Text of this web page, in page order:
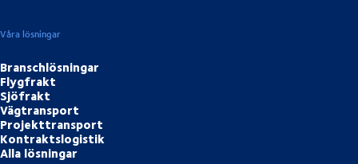
Våra lösningar
Branschlösningar
Flygfrakt
Sjöfrakt
Vägtransport
Projekttransport
Kontraktslogistik
Alla lösningar